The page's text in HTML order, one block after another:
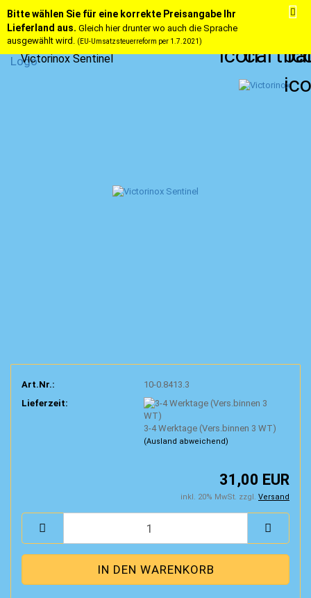
Bitte wählen Sie für eine korrekte Preisangabe Ihr
Lieferland aus. Gleich hier drunter wo auch die Sprache
ausgewählt wird. (EU-Umsatzsteuerreform per 1.7.2021)
Victorinox Sentinel
Art.Nr.:
10-0.8413.3
Lieferzeit:
3-4 Werktage (Vers.binnen 3 WT)
(Ausland abweichend)
31,00 EUR
inkl. 20% MwSt. zzgl. Versand